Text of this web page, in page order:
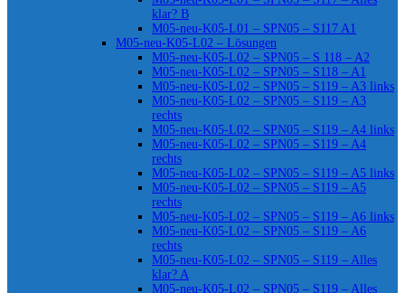
klar? B
M05-neu-K05-L01 – SPN05 – S117 A1
M05-neu-K05-L02 – Lösungen
M05-neu-K05-L02 – SPN05 – S 118 – A2
M05-neu-K05-L02 – SPN05 – S118 – A1
M05-neu-K05-L02 – SPN05 – S119 – A3 links
M05-neu-K05-L02 – SPN05 – S119 – A3
rechts
M05-neu-K05-L02 – SPN05 – S119 – A4 links
M05-neu-K05-L02 – SPN05 – S119 – A4
rechts
M05-neu-K05-L02 – SPN05 – S119 – A5 links
M05-neu-K05-L02 – SPN05 – S119 – A5
rechts
M05-neu-K05-L02 – SPN05 – S119 – A6 links
M05-neu-K05-L02 – SPN05 – S119 – A6
rechts
M05-neu-K05-L02 – SPN05 – S119 – Alles
klar? A
M05-neu-K05-L02 – SPN05 – S119 – Alles